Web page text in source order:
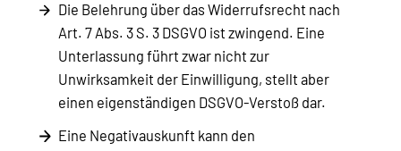
Die Belehrung über das Widerrufsrecht nach
Art. 7 Abs. 3 S. 3 DSGVO ist zwingend. Eine
Unterlassung führt zwar nicht zur
Unwirksamkeit der Einwilligung, stellt aber
einen eigenständigen DSGVO-Verstoß dar.
Eine Negativauskunft kann den